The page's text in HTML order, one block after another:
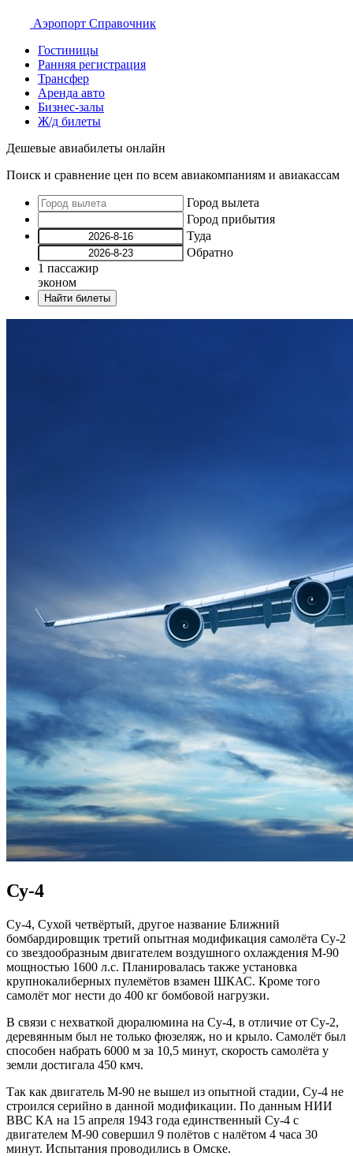
Аэропорт Справочник
Гостиницы
Ранняя регистрация
Трансфер
Аренда авто
Бизнес-залы
Ж/д билеты
Дешевые авиабилеты онлайн
Поиск и сравнение цен по всем авиакомпаниям и авиакассам
Город вылета
Город прибытия
Туда
Обратно
1 пассажир
эконом
Найти билеты
Су-4
Су-4, Сухой четвёртый, другое название Ближний
бомбардировщик третий опытная модификация самолёта Су-2
со звездообразным двигателем воздушного охлаждения М-90
мощностью 1600 л.с. Планировалась также установка
крупнокалиберных пулемётов взамен ШКАС. Кроме того
самолёт мог нести до 400 кг бомбовой нагрузки.
В связи с нехваткой дюралюмина на Су-4, в отличие от Су-2,
деревянным был не только фюзеляж, но и крыло. Самолёт был
способен набрать 6000 м за 10,5 минут, скорость самолёта у
земли достигала 450 кмч.
Так как двигатель М-90 не вышел из опытной стадии, Су-4 не
строился серийно в данной модификации. По данным НИИ
ВВС КА на 15 апреля 1943 года единственный Су-4 с
двигателем М-90 совершил 9 полётов с налётом 4 часа 30
минут. Испытания проводились в Омске.